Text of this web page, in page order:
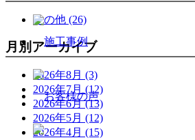
その他 (26)
月別アーカイブ
2026年8月 (3)
2026年7月 (12)
2026年6月 (13)
2026年5月 (12)
2026年4月 (15)